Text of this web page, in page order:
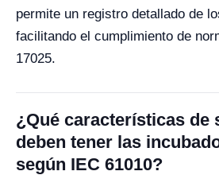
permite un registro detallado de
facilitando el cumplimiento de
17025.
¿Qué características de
deben tener las
según IEC 61010?